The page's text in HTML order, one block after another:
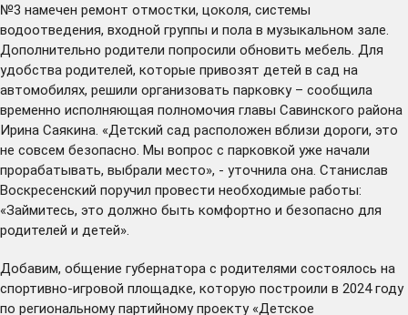
№3 намечен ремонт отмостки, цоколя, системы
водоотведения, входной группы и пола в музыкальном зале.
Дополнительно родители попросили обновить мебель. Для
удобства родителей, которые привозят детей в сад на
автомобилях, решили организовать парковку – сообщила
временно исполняющая полномочия главы Савинского района
Ирина Саякина. «Детский сад расположен вблизи дороги, это
не совсем безопасно. Мы вопрос с парковкой уже начали
прорабатывать, выбрали место», - уточнила она. Станислав
Воскресенский поручил провести необходимые работы:
«Займитесь, это должно быть комфортно и безопасно для
родителей и детей».
Добавим, общение губернатора с родителями состоялось на
спортивно-игровой площадке, которую построили в 2024 году
по региональному партийному проекту «Детское